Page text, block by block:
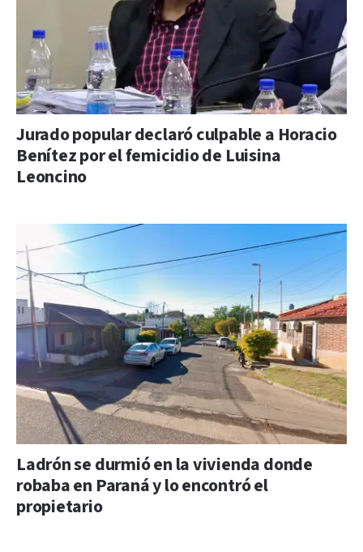
Jurado popular declaró culpable a Horacio
Benítez por el femicidio de Luisina
Leoncino
Ladrón se durmió en la vivienda donde
robaba en Paraná y lo encontró el
propietario